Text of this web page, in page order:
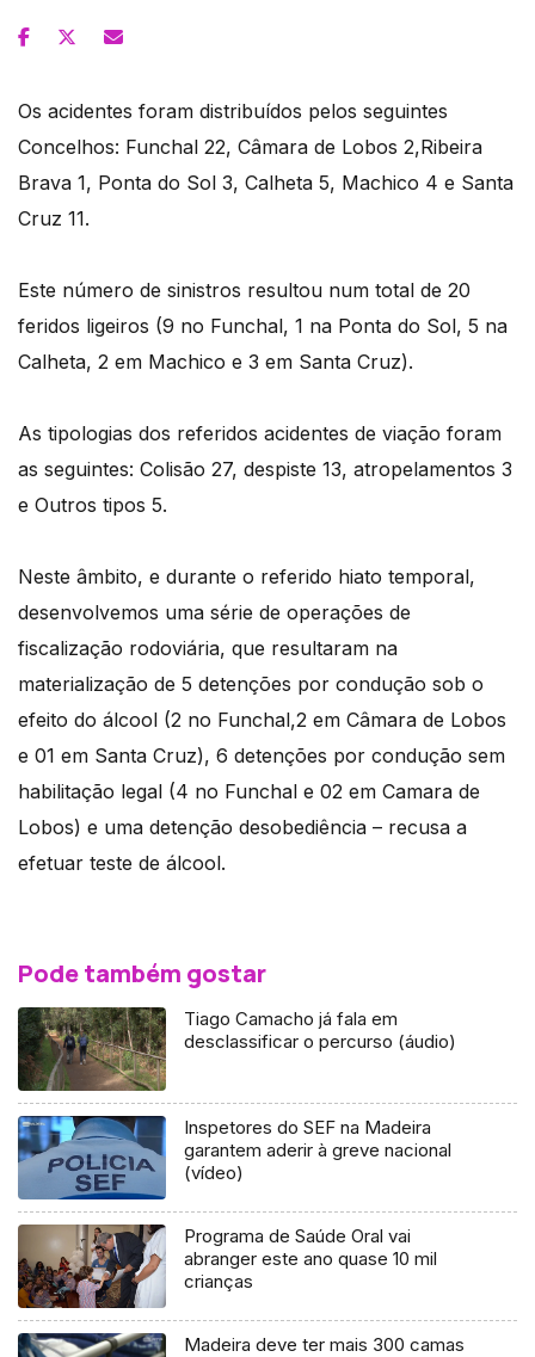
Os acidentes foram distribuídos pelos seguintes
Concelhos: Funchal 22, Câmara de Lobos 2,Ribeira
Brava 1, Ponta do Sol 3, Calheta 5, Machico 4 e Santa
Cruz 11.
Este número de sinistros resultou num total de 20
feridos ligeiros (9 no Funchal, 1 na Ponta do Sol, 5 na
Calheta, 2 em Machico e 3 em Santa Cruz).
As tipologias dos referidos acidentes de viação foram
as seguintes: Colisão 27, despiste 13, atropelamentos 3
e Outros tipos 5.
Neste âmbito, e durante o referido hiato temporal,
desenvolvemos uma série de operações de
fiscalização rodoviária, que resultaram na
materialização de 5 detenções por condução sob o
efeito do álcool (2 no Funchal,2 em Câmara de Lobos
e 01 em Santa Cruz), 6 detenções por condução sem
habilitação legal (4 no Funchal e 02 em Camara de
Lobos) e uma detenção desobediência – recusa a
efetuar teste de álcool.
Pode também gostar
Tiago Camacho já fala em
desclassificar o percurso (áudio)
Inspetores do SEF na Madeira
garantem aderir à greve nacional
(vídeo)
Programa de Saúde Oral vai
abranger este ano quase 10 mil
crianças
Madeira deve ter mais 300 camas